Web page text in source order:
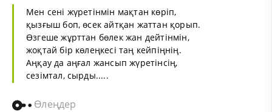
Мен сені жүретінмін мақтан көріп,
қызғыш боп, өсек айтқан жаттан қорып.
Өзгеше жұрттан бөлек жан дейтінмін,
жоқтай бір көлеңкесі таң кейпіңнің.
Аңқау да аңғал жансып жүретінсің,
сезімтал, сырды.....
Өлеңдер